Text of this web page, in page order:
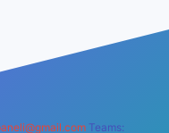
Teams: